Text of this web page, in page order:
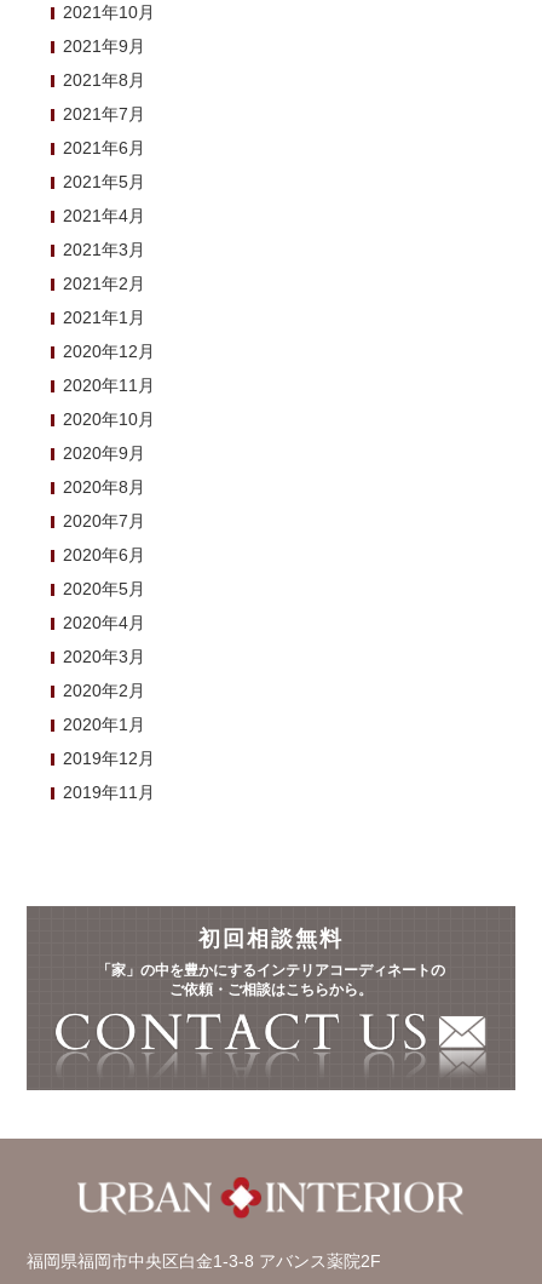
2021年10月
2021年9月
2021年8月
2021年7月
2021年6月
2021年5月
2021年4月
2021年3月
2021年2月
2021年1月
2020年12月
2020年11月
2020年10月
2020年9月
2020年8月
2020年7月
2020年6月
2020年5月
2020年4月
2020年3月
2020年2月
2020年1月
2019年12月
2019年11月
初回相談無料
「家」の中を豊かにするインテリアコーディネートの
ご依頼・ご相談はこちらから。
福岡県福岡市中央区白金1-3-8 アバンス薬院2F